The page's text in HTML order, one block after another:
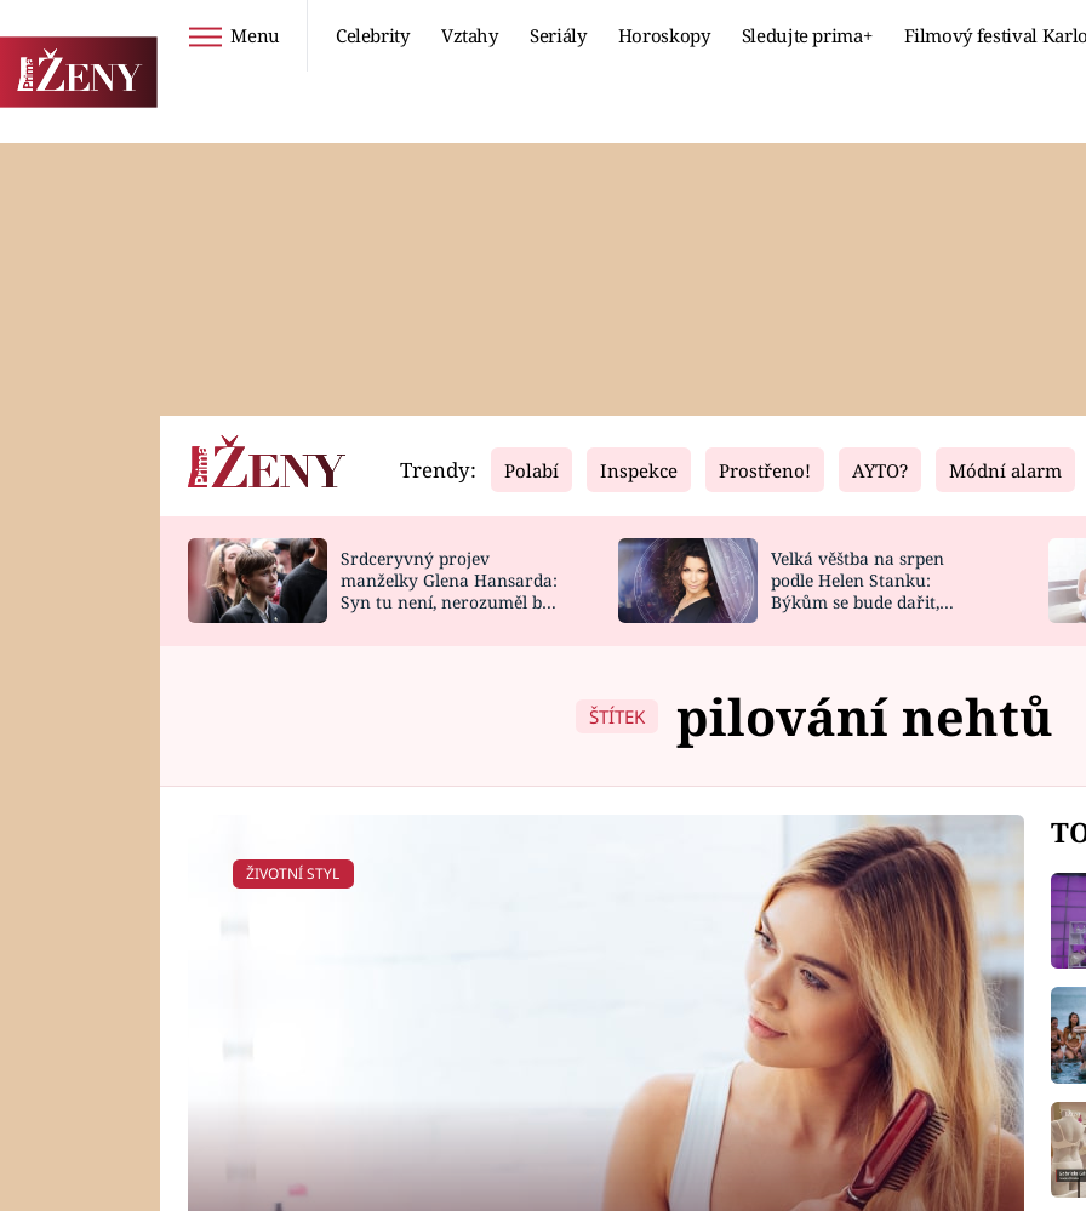
Menu Celebrity Vztahy Seriály Horoskopy Sledujte prima+ Filmový festival
Horoskopy
HOROSKOP NA
Video
CELEBRITY
VAŘENÍ
Fresh
NOVINKY
VIDEORECEPTY
Living
DESIGN
Trendy: Polabí Inspekce Prostřeno! AYTO? Módní alarm
Srdceryvný projev
manželky Glena Hansarda:
Syn tu není, nerozuměl by
Velká věštba na srpen
podle Helen Stanku:
Býkům se bude dařit,
ŠTÍTEK pilování nehtů
ŽIVOTNÍ STYL